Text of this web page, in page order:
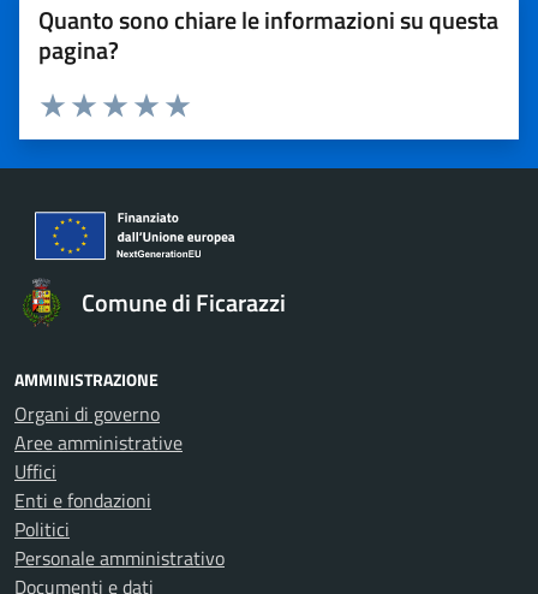
Quanto sono chiare le informazioni su questa
pagina?
Valuta 5 stelle su 5
Valuta 4 stelle su 5
Valuta 3 stelle su 5
Valuta 2 stelle su 5
Valuta 1 stelle su 5
Comune di Ficarazzi
AMMINISTRAZIONE
Organi di governo
Aree amministrative
Uffici
Enti e fondazioni
Politici
Personale amministrativo
Documenti e dati